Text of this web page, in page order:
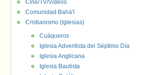
Cine/TV/Videos
Comunidad Bahá'í
Cristianismo (Iglesias)
Cuáqueros
Iglesia Adventista del Séptimo Día
Iglesia Anglicana
Iglesia Bautista